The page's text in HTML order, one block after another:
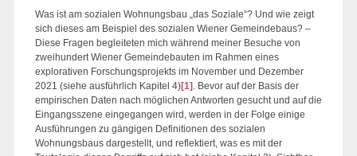
Was ist am sozialen Wohnungsbau „das Soziale“? Und wie zeigt
sich dieses am Beispiel des sozialen Wiener Gemeindebaus? –
Diese Fragen begleiteten mich während meiner Besuche von
zweihundert Wiener Gemeindebauten im Rahmen eines
explorativen Forschungsprojekts im November und Dezember
2021 (siehe ausführlich Kapitel 4)[1] . Bevor auf der Basis der
empirischen Daten nach möglichen Antworten gesucht und auf die
Eingangsszene eingegangen wird, werden in der Folge einige
Ausführungen zu gängigen Definitionen des sozialen
Wohnungsbaus dargestellt, und reflektiert, was es mit der